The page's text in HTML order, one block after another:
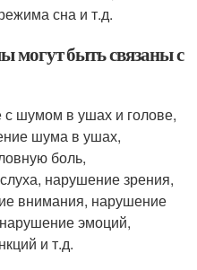
сна и т.д.
могут быть связаны с
шумом в ушах и голове,
шума в ушах,
боль,
нарушение зрения,
внимания, нарушение
эмоций,
и т.д.